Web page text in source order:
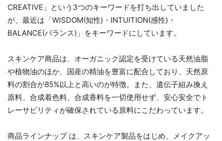
CREATIVE」という3つのキーワードを打ち出していました
が、最近は「WISDOM(知性)・INTUITION(感性)・
BALANCE(バランス)」をキーワードにしています。
スキンケア商品は、オーガニック認定を受けている天然油脂
や植物油のほか、国産の精油を豊富に配合しており、天然原
料の割合が85%以上と高いのが特徴。また、遺伝子組み換え
原料、合成着色料、合成香料を一切使用せず、安心安全でト
レーサビリティが確保されている 原料にこだわっています。
商品ラインナップ は、スキンケア製品をはじめ、メイクアッ